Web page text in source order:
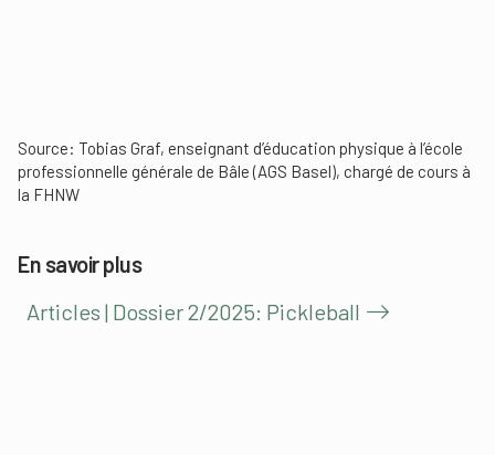
Source: Tobias Graf, enseignant d’éducation physique à l’école
professionnelle générale de Bâle (AGS Basel), chargé de cours à
la FHNW
En savoir plus
Articles | Dossier 2/2025: Pickleball